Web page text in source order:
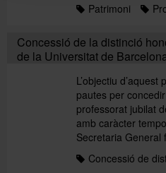
Patrimoni
Concessió de la distinció
de la Universitat de
L’objectiu
pautes per
professorat jubilat
amb caràcter
Secretaria General
Concessió de